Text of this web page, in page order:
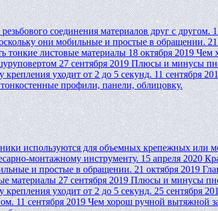
соединения материалов друг с другом.
они мобильные и простые в обращении.
тонкие листовые материалы 18 октября 2019 Чем
27 сентября 2019 Плюсы и минусы
уходит от 2 до 5 секунд. 11 сентября
профили, панели, облицовку.
используются для объемных крепежных или
монтажному инструменту. 15 апреля 2020
и простые в обращении. 21 октября 2019
материалы 27 сентября 2019 Плюсы и минусы
уходит от 2 до 5 секунд. 25 сентября
11 сентября 2019 Чем хорош ручной вытяжной